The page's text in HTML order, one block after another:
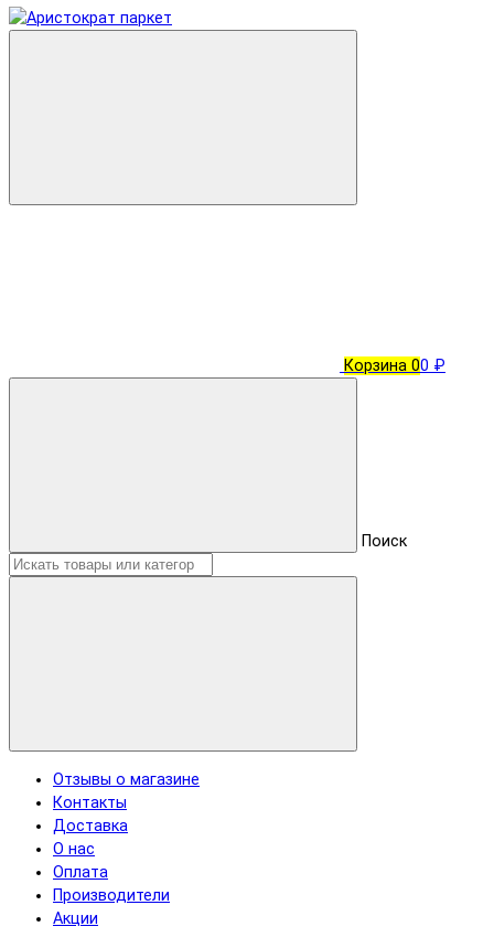
Корзина 00 ₽
Поиск
Отзывы о магазине
Контакты
Доставка
О нас
Оплата
Производители
Акции